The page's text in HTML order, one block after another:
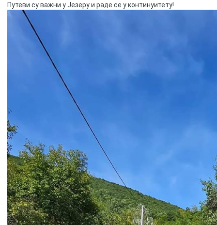
Геоистраживања
Пољопривреда
Спорт
ЦИВИЛНА ЗАШТИТА
КОНТАКТ
Путеви су важни у Језеру и раде се у континуитету!